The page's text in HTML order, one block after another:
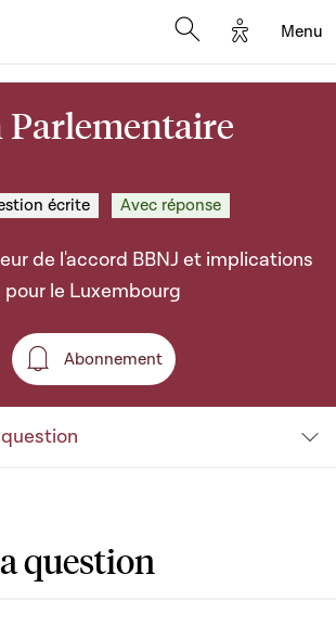
Options
Menu
Parlementaire
écrite Avec réponse
de l'accord BBNJ et implications
pour le Luxembourg
Abonnement
Abonnement
question